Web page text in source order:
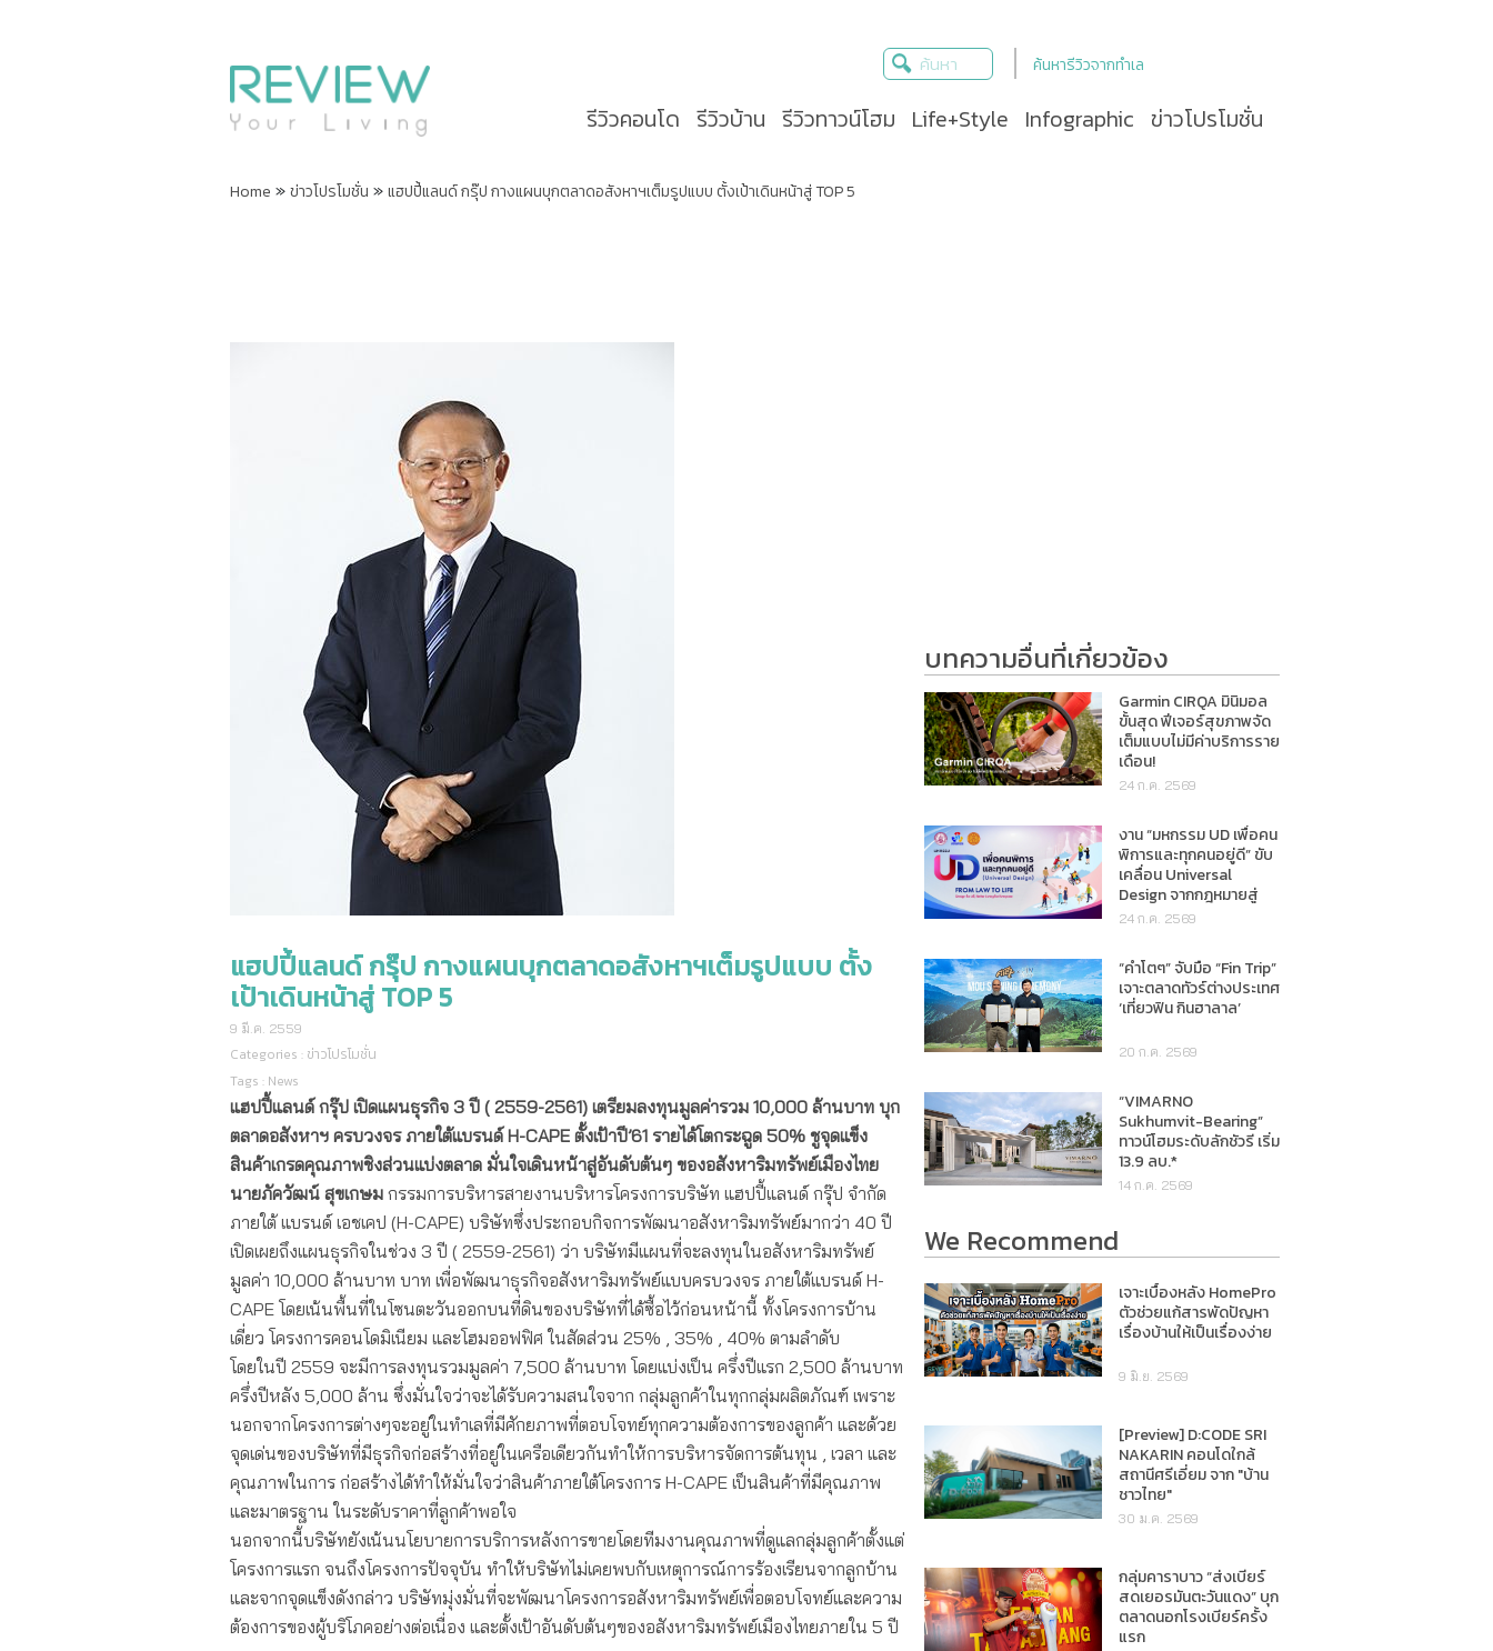
ค้นหารีวิวจากทำเล
รีวิวคอนโด รีวิวบ้าน รีวิวทาวน์โฮม Life+Style Infographic ข่าวโปรโมชั่น
Home »ข่าวโปรโมชั่น »แฮปปี้แลนด์ กรุ๊ป กางแผนบุกตลาดอสังหาฯเต็มรูปแบบ ตั้งเป้าเดินหน้าสู่ TOP 5
แฮปปี้แลนด์ กรุ๊ป กางแผนบุกตลาดอสังหาฯเต็มรูปแบบ ตั้ง
เป้าเดินหน้าสู่ TOP 5
9 มี.ค. 2559
Categories : ข่าวโปรโมชั่น
Tags : News
แฮปปี้แลนด์ กรุ๊ป เปิดแผนธุรกิจ 3 ปี ( 2559-2561) เตรียมลงทุนมูลค่ารวม 10,000 ล้านบาท บุก
ตลาดอสังหาฯ ครบวงจร ภายใต้แบรนด์H-CAPE ตั้งเป้าปี’61 รายได้โตกระฉูด 50% ชูจุดแข็ง
สินค้าเกรดคุณภาพชิงส่วนแบ่งตลาด มั่นใจเดินหน้าสู่อันดับต้นๆ ของอสังหาริมทรัพย์เมืองไทย
นายภัควัฒน์ สุขเกษม กรรมการบริหารสายงานบริหารโครงการบริษัท แฮปปี้แลนด์ กรุ๊ป จำกัด
ภายใต้ แบรนด์ เอชเคป (H-CAPE) บริษัทซึ่งประกอบกิจการพัฒนาอสังหาริมทรัพย์มากว่า 40 ปี
เปิดเผยถึงแผนธุรกิจในช่วง 3 ปี ( 2559-2561) ว่า บริษัทมีแผนที่จะลงทุนในอสังหาริมทรัพย์
มูลค่า 10,000 ล้านบาท บาท เพื่อพัฒนาธุรกิจอสังหาริมทรัพย์แบบครบวงจร ภายใต้แบรนด์ H-
CAPE โดยเน้นพื้นที่ในโซนตะวันออกบนที่ดินของบริษัทที่ได้ซื้อไว้ก่อนหน้านี้ ทั้งโครงการบ้าน
เดี่ยว โครงการคอนโดมิเนียม และโฮมออฟฟิศ ในสัดส่วน 25% , 35% , 40% ตามลำดับ
โดยในปี 2559 จะมีการลงทุนรวมมูลค่า 7,500 ล้านบาท โดยแบ่งเป็น ครึ่งปีแรก 2,500 ล้านบาท
ครึ่งปีหลัง 5,000 ล้าน ซึ่งมั่นใจว่าจะได้รับความสนใจจาก กลุ่มลูกค้าในทุกกลุ่มผลิตภัณฑ์ เพราะ
นอกจากโครงการต่างๆจะอยู่ในทำเลที่มีศักยภาพที่ตอบโจทย์ทุกความต้องการของลูกค้า และด้วย
จุดเด่นของบริษัทที่มีธุรกิจก่อสร้างที่อยู่ในเครือเดียวกันทำให้การบริหารจัดการต้นทุน , เวลา และ
คุณภาพในการ ก่อสร้างได้ทำให้มั่นใจว่าสินค้าภายใต้โครงการ H-CAPE เป็นสินค้าที่มีคุณภาพ
และมาตรฐาน ในระดับราคาที่ลูกค้าพอใจ
นอกจากนี้บริษัทยังเน้นนโยบายการบริการหลังการขายโดยทีมงานคุณภาพที่ดูแลกลุ่มลูกค้าตั้งแต่
โครงการแรก จนถึงโครงการปัจจุบัน ทำให้บริษัทไม่เคยพบกับเหตุการณ์การร้องเรียนจากลูกบ้าน
และจากจุดแข็งดังกล่าว บริษัทมุ่งมั่นที่จะพัฒนาโครงการอสังหาริมทรัพย์เพื่อตอบโจทย์และความ
ต้องการของผู้บริโภคอย่างต่อเนื่อง และตั้งเป้าอันดับต้นๆของอสังหาริมทรัพย์เมืองไทยภายใน 5 ปี
บทความอื่นที่เกี่ยวข้อง
Garmin CIRQA มินิมอล
ขั้นสุด ฟีเจอร์สุขภาพจัด
เต็มแบบไม่มีค่าบริการราย
เดือน!
24 ก.ค. 2569
งาน “มหกรรม UD เพื่อคน
พิการและทุกคนอยู่ดี” ขับ
เคลื่อน Universal
Design จากกฎหมายสู่
การใช้ชีวิตจริง
24 ก.ค. 2569
“คำโตๆ” จับมือ “Fin Trip”
เจาะตลาดทัวร์ต่างประเทศ
‘เที่ยวฟิน กินฮาลาล’
20 ก.ค. 2569
“VIMARNO
Sukhumvit-Bearing”
ทาวน์โฮมระดับลักชัวรี เริ่ม
13.9 ลบ.*
14 ก.ค. 2569
We Recommend
เจาะเบื้องหลัง HomePro
ตัวช่วยแก้สารพัดปัญหา
เรื่องบ้านให้เป็นเรื่องง่าย
9 มิ.ย. 2569
[Preview] D:CODE SRI
NAKARIN คอนโดใกล้
สถานีศรีเอี่ยม จาก "บ้าน
ชาวไทย"
30 ม.ค. 2569
กลุ่มคาราบาว “ส่งเบียร์
สดเยอรมันตะวันแดง” บุก
ตลาดนอกโรงเบียร์ครั้ง
แรก